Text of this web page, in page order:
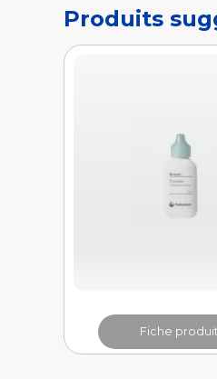
Fiche produit